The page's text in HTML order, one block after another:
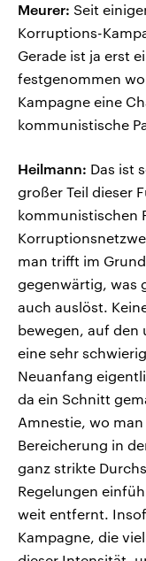
Meurer: Seit
Korruptions-
Gerade ist ja erst
festgenommen
Kampagne eine
kommunistische
Heilmann: Das ist
großer Teil dieser
kommunistischen
man trifft im
gegenwärtig, was
auch auslöst.
bewegen, auf den
eine sehr
Neuanfang
da ein Schnitt
Amnestie, wo
Bereicherung in
ganz strikte
Regelungen
weit entfernt.
Kampagne, die